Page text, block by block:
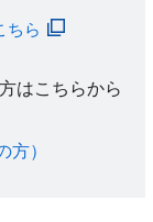
ちら
はこちらから
方）​